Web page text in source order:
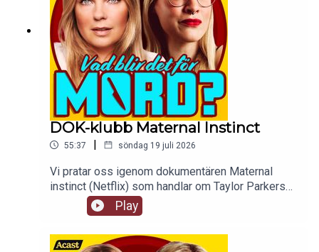
DOK-klubb Maternal Instinct
55:37 | söndag 19 juli 2026
Vi pratar oss igenom dokumentären Maternal
instinct (Netflix) som handlar om Taylor Parkers
liv och leverne, hon är verkligen lite sådär den
tjejen. tw: en hel jävla massa grejer
Play